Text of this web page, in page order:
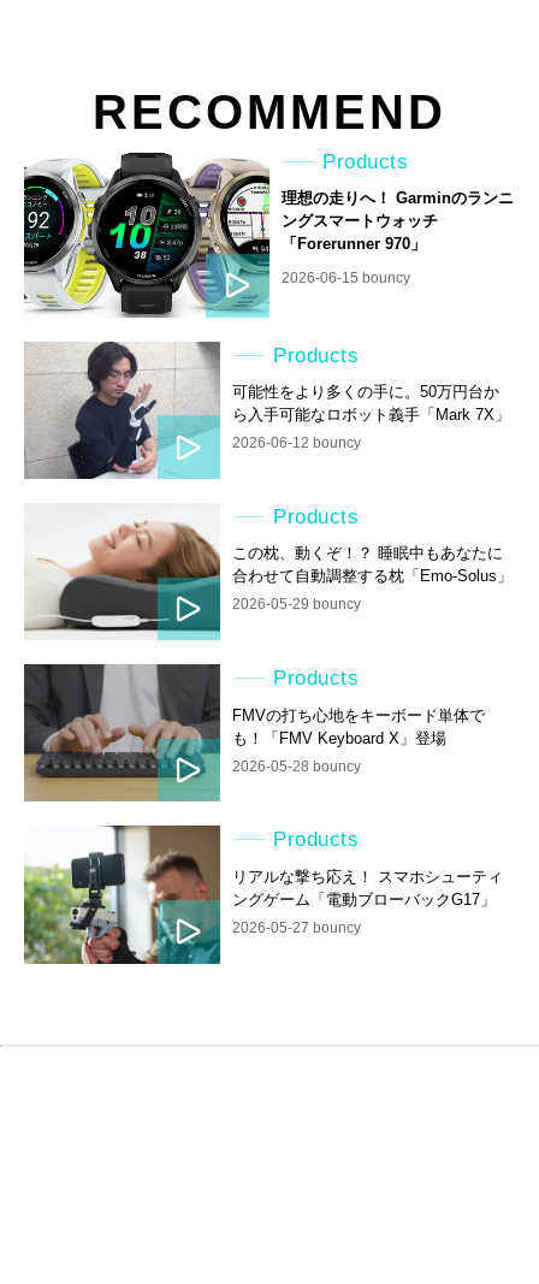
RECOMMEND
Products
理想の走りへ！ Garminのランニ
ングスマートウォッチ
「Forerunner 970」
2026-06-15 bouncy
Products
可能性をより多くの手に。50万円台か
ら入手可能なロボット義手「Mark 7X」
2026-06-12 bouncy
Products
この枕、動くぞ！？ 睡眠中もあなたに
合わせて自動調整する枕「Emo-Solus」
2026-05-29 bouncy
Products
FMVの打ち心地をキーボード単体で
も！「FMV Keyboard X」登場
2026-05-28 bouncy
Products
リアルな撃ち応え！ スマホシューティ
ングゲーム「電動ブローバックG17」
2026-05-27 bouncy